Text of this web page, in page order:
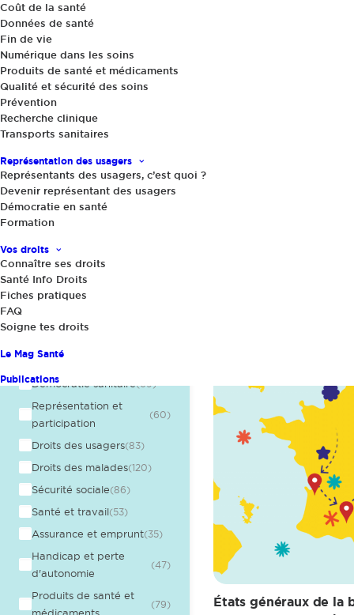
Coût de la santé
Données de santé
Fin de vie
Numérique dans les soins
Produits de santé et médicaments
Qualité et sécurité des soins
Prévention
Recherche clinique
Transports sanitaires
Représentation des usagers
Représentants des usagers, c’est quoi ?
Devenir représentant des usagers
Démocratie en santé
Formation
Vos droits
Connaître ses droits
Santé Info Droits
Fiches pratiques
FAQ
Soigne tes droits
Le Mag Santé
Publications
Articles
Actualités
Bon point(170)
Mauvais point(205)
Soigne tes droits
Portraits & Entretiens
Presse
Communiqué de presse(31)
Tribune(7)
Thématiques
Recherche clinique
Transports sanitaires
des soins
Démocratie sanitaire
Représentation et
participation
(60)
Droits des usagers(83)
Droits des malades(120)
Sécurité sociale(86)
Santé et travail(53)
Assurance et emprunt(35)
Handicap et perte
d'autonomie
(47)
Produits de santé et
médicaments
(79)
États généraux de la